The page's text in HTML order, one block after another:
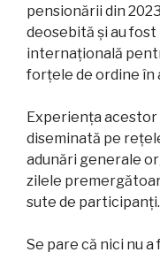
pensionării din
deosebită și au
internațională
forțele de ordine în
Experiența
diseminată pe
adunări generale
zilele
sute de participanți.
Se pare că nici nu